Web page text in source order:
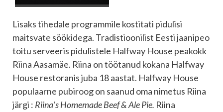
Lisaks tihedale programmile kostitati pidulisi
maitsvate söökidega. Tradistioonilist Eesti jaanipeo
toitu serveeris pidulistele Halfway House peakokk
Riina Aasamäe. Riina on töötanud kokana Halfway
House restoranis juba 18 aastat. Halfway House
populaarne pubiroog on saanud oma nimetus Riina
järgi : Riina’s Homemade Beef & Ale Pie. Riina